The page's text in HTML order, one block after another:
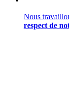
Nous
respect de